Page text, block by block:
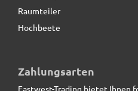
Raumteiler
Hochbeete
Zahlungsarten
Eastwest-Trading bietet Ihnen